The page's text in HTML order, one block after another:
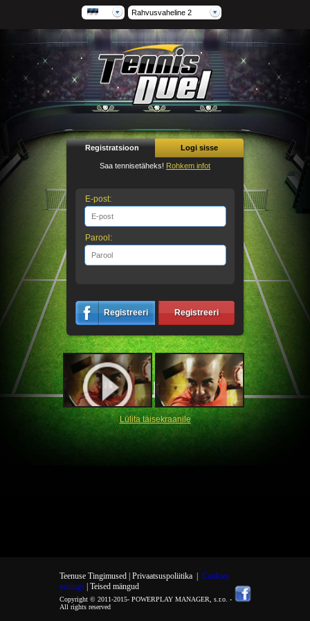
Rahvusvaheline 2
Registratsioon Logi sisse
Saa tennisetäheks! Rohkem infot
E-post:
Parool:
Registreeri Registreeri
Lülita täisekraanile
Teenuse Tingimused | Privaatsuspoliitika| Cookies
settings
| Teised mängud
Copyright © 2011-2015- POWERPLAY MANAGER, s.r.o. -
All rights reserved